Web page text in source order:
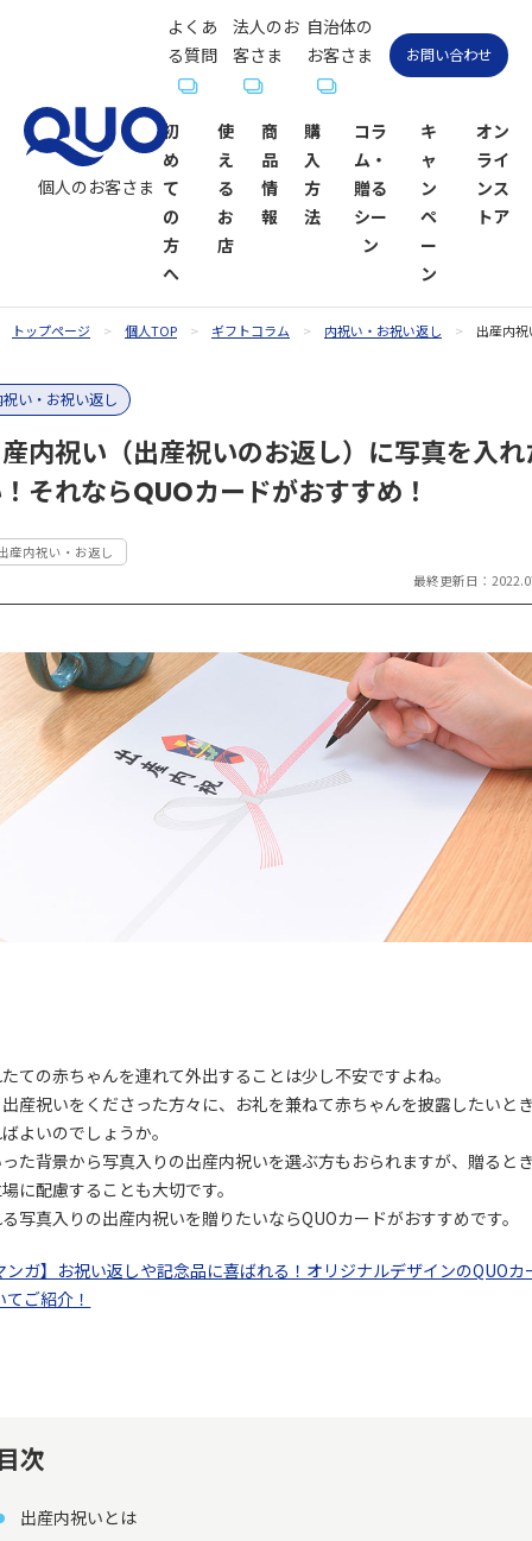
個人のお客さま
初
め
て
の
方
へ
使
え
る
お
店
ドが使え
るお店
えるお店
商
品
情
報
ド
購
入
方
法
コラ
ム・
贈る
シー
ン
ラム一覧
お祝い
祝い返し
ト
記念品
定番ギフト
お祝い
他の贈り物
品
キ
ャ
ン
ペ
ー
ン
オン
ライ
ンス
トア
ドオンラ
インスト
ア
ラインス
トア
よくあ
る質問
法人のお
客さま
自治体の
お客さま
お問い合わせ
トップページ 個人TOP ギフトコラム 内祝い・お祝い返し 出産内
い・お祝い返し
内祝い（出産祝いのお返し）に写真を入れ
それならQUOカードがおすすめ！
産内祝い・お返し
最終更新日：
ての赤ちゃんを連れて外出することは少し不安ですよね。
産祝いをくださった方々に、お礼を兼ねて赤ちゃんを披露したいと
よいのでしょうか。
た背景から写真入りの出産内祝いを選ぶ方もおられますが、贈ると
に配慮することも大切です。
写真入りの出産内祝いを贈りたいならQUOカードがおすすめです。
ンガ】お祝い返しや記念品に喜ばれる！オリジナルデザインのQUOカ
てご紹介！
次
出産内祝いとは